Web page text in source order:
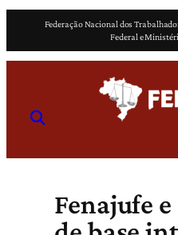
o
Federação Nacional dos
Federal e
Fenajufe